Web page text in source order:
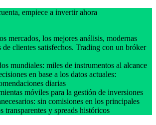
empiece a invertir ahora
mercados, los mejores análisis, modernas
de clientes satisfechos. Trading con un bróker
mundiales: miles de instrumentos al alcance
en base a los datos actuales:
diarias
móviles para la gestión de inversiones
sin comisiones en los principales
transparentes y spreads históricos